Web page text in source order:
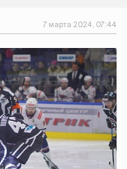
7 марта 2024, 07:44